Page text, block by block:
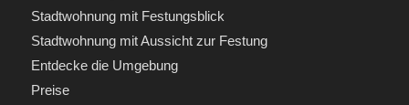
Stadtwohnung mit Festungsblick
Stadtwohnung mit Aussicht zur Festung
Entdecke die Umgebung
Preise